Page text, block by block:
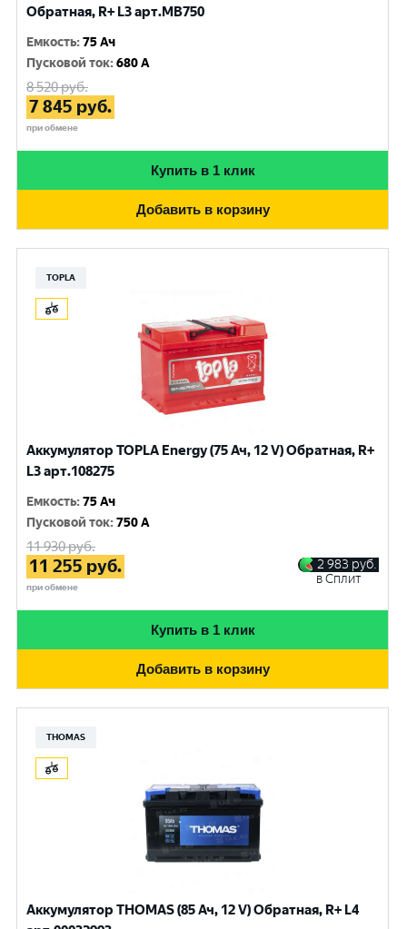
Обратная, R+ L3 арт.MB750
Емкость:75 Ач
Пусковой ток:680 A
8 520руб.
7 845 руб.
при обмене
Купить в 1 клик
Добавить в корзину
TOPLA
Аккумулятор TOPLA Energy (75 Ач, 12 V) Обратная, R+
L3 арт.108275
Емкость:75 Ач
Пусковой ток:750 A
11 930руб.
11 255 руб.
при обмене
2 983 руб.
в Сплит
Купить в 1 клик
Добавить в корзину
THOMAS
Аккумулятор THOMAS (85 Ач, 12 V) Обратная, R+ L4